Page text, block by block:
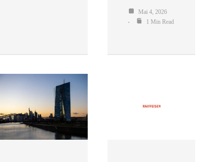
Mai 4, 2026
1 Min Read